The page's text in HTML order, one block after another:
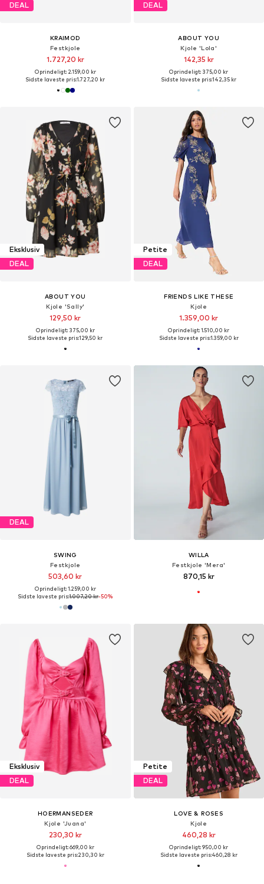
DEAL
KRAIMOD
Festkjole
1.727,20 kr
Oprindeligt: 2.159,00 kr
Sidste laveste pris:1.727,20 kr
DEAL
ABOUT YOU
Kjole 'Lola'
142,35 kr
Oprindeligt: 375,00 kr
Sidste laveste pris:142,35 kr
Eksklusiv
DEAL
ABOUT YOU
Kjole 'Sally'
129,50 kr
Oprindeligt: 375,00 kr
Sidste laveste pris:129,50 kr
Petite
DEAL
FRIENDS LIKE THESE
Kjole
1.359,00 kr
Oprindeligt: 1.510,00 kr
Sidste laveste pris:1.359,00 kr
DEAL
SWING
Festkjole
503,60 kr
Oprindeligt: 1.259,00 kr
Sidste laveste pris:1.007,20 kr-50%
WILLA
Festkjole 'Mera'
870,15 kr
Eksklusiv
DEAL
HOERMANSEDER
Kjole 'Juana'
230,30 kr
Oprindeligt: 669,00 kr
Sidste laveste pris:230,30 kr
Petite
DEAL
LOVE & ROSES
Kjole
460,28 kr
Oprindeligt: 950,00 kr
Sidste laveste pris:460,28 kr